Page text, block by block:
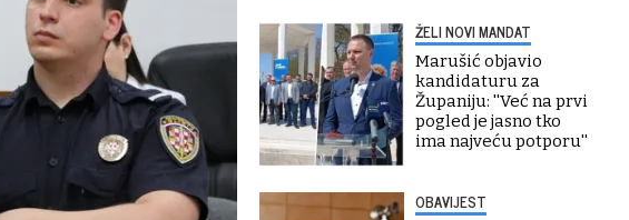
ŽELI NOVI MANDAT
Marušić objavio
kandidaturu za
Županiju: ''Već na prvi
pogled je jasno tko
ima najveću potporu''
OBAVIJEST